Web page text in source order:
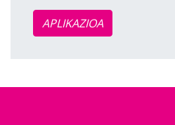
APLIKAZIOA